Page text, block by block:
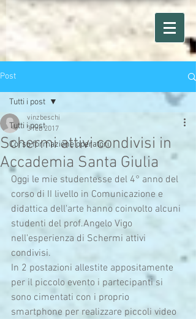
Post
Tutti i post
Corso formazione operatori
Tutti i post
Schermi attivi condivisi in
Accademia Santa Giulia
vinzbeschi
3 feb 2017
Oggi le mie studentesse del 4° anno del
corso di II livello in Comunicazione e
didattica dell'arte hanno coinvolto alcuni
studenti del prof.Angelo Vigo
nell'esperienza di Schermi attivi
condivisi.
In 2 postazioni allestite appositamente
per il piccolo evento i partecipanti si
sono cimentati con i proprio
smartphone per realizzare piccoli video